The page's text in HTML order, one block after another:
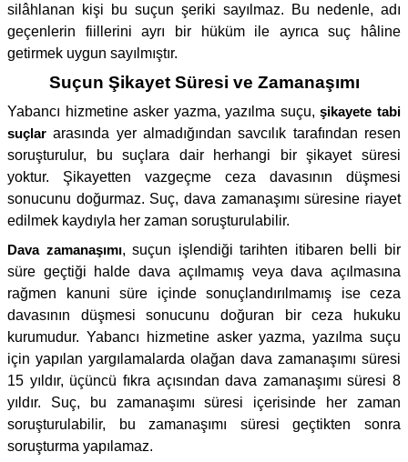
silâhlanan kişi bu suçun şeriki sayılmaz. Bu nedenle, adı
geçenlerin fiillerini ayrı bir hüküm ile ayrıca suç hâline
getirmek uygun sayılmıştır.
Suçun Şikayet Süresi ve Zamanaşımı
Yabancı hizmetine asker yazma, yazılma suçu,şikayete tabi
suçlar arasında yer almadığından savcılık tarafından resen
soruşturulur, bu suçlara dair herhangi bir şikayet süresi
yoktur. Şikayetten vazgeçme ceza davasının düşmesi
sonucunu doğurmaz. Suç, dava zamanaşımı süresine riayet
edilmek kaydıyla her zaman soruşturulabilir.
Dava zamanaşımı, suçun işlendiği tarihten itibaren belli bir
süre geçtiği halde dava açılmamış veya dava açılmasına
rağmen kanuni süre içinde sonuçlandırılmamış ise ceza
davasının düşmesi sonucunu doğuran bir ceza hukuku
kurumudur. Yabancı hizmetine asker yazma, yazılma suçu
için yapılan yargılamalarda olağan dava zamanaşımı süresi
15 yıldır, üçüncü fıkra açısından dava zamanaşımı süresi 8
yıldır. Suç, bu zamanaşımı süresi içerisinde her zaman
soruşturulabilir, bu zamanaşımı süresi geçtikten sonra
soruşturma yapılamaz.